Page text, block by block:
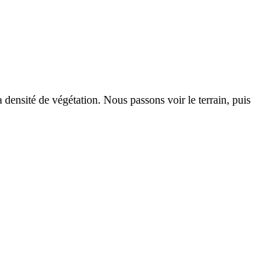
de végétation. Nous passons voir le terrain, puis